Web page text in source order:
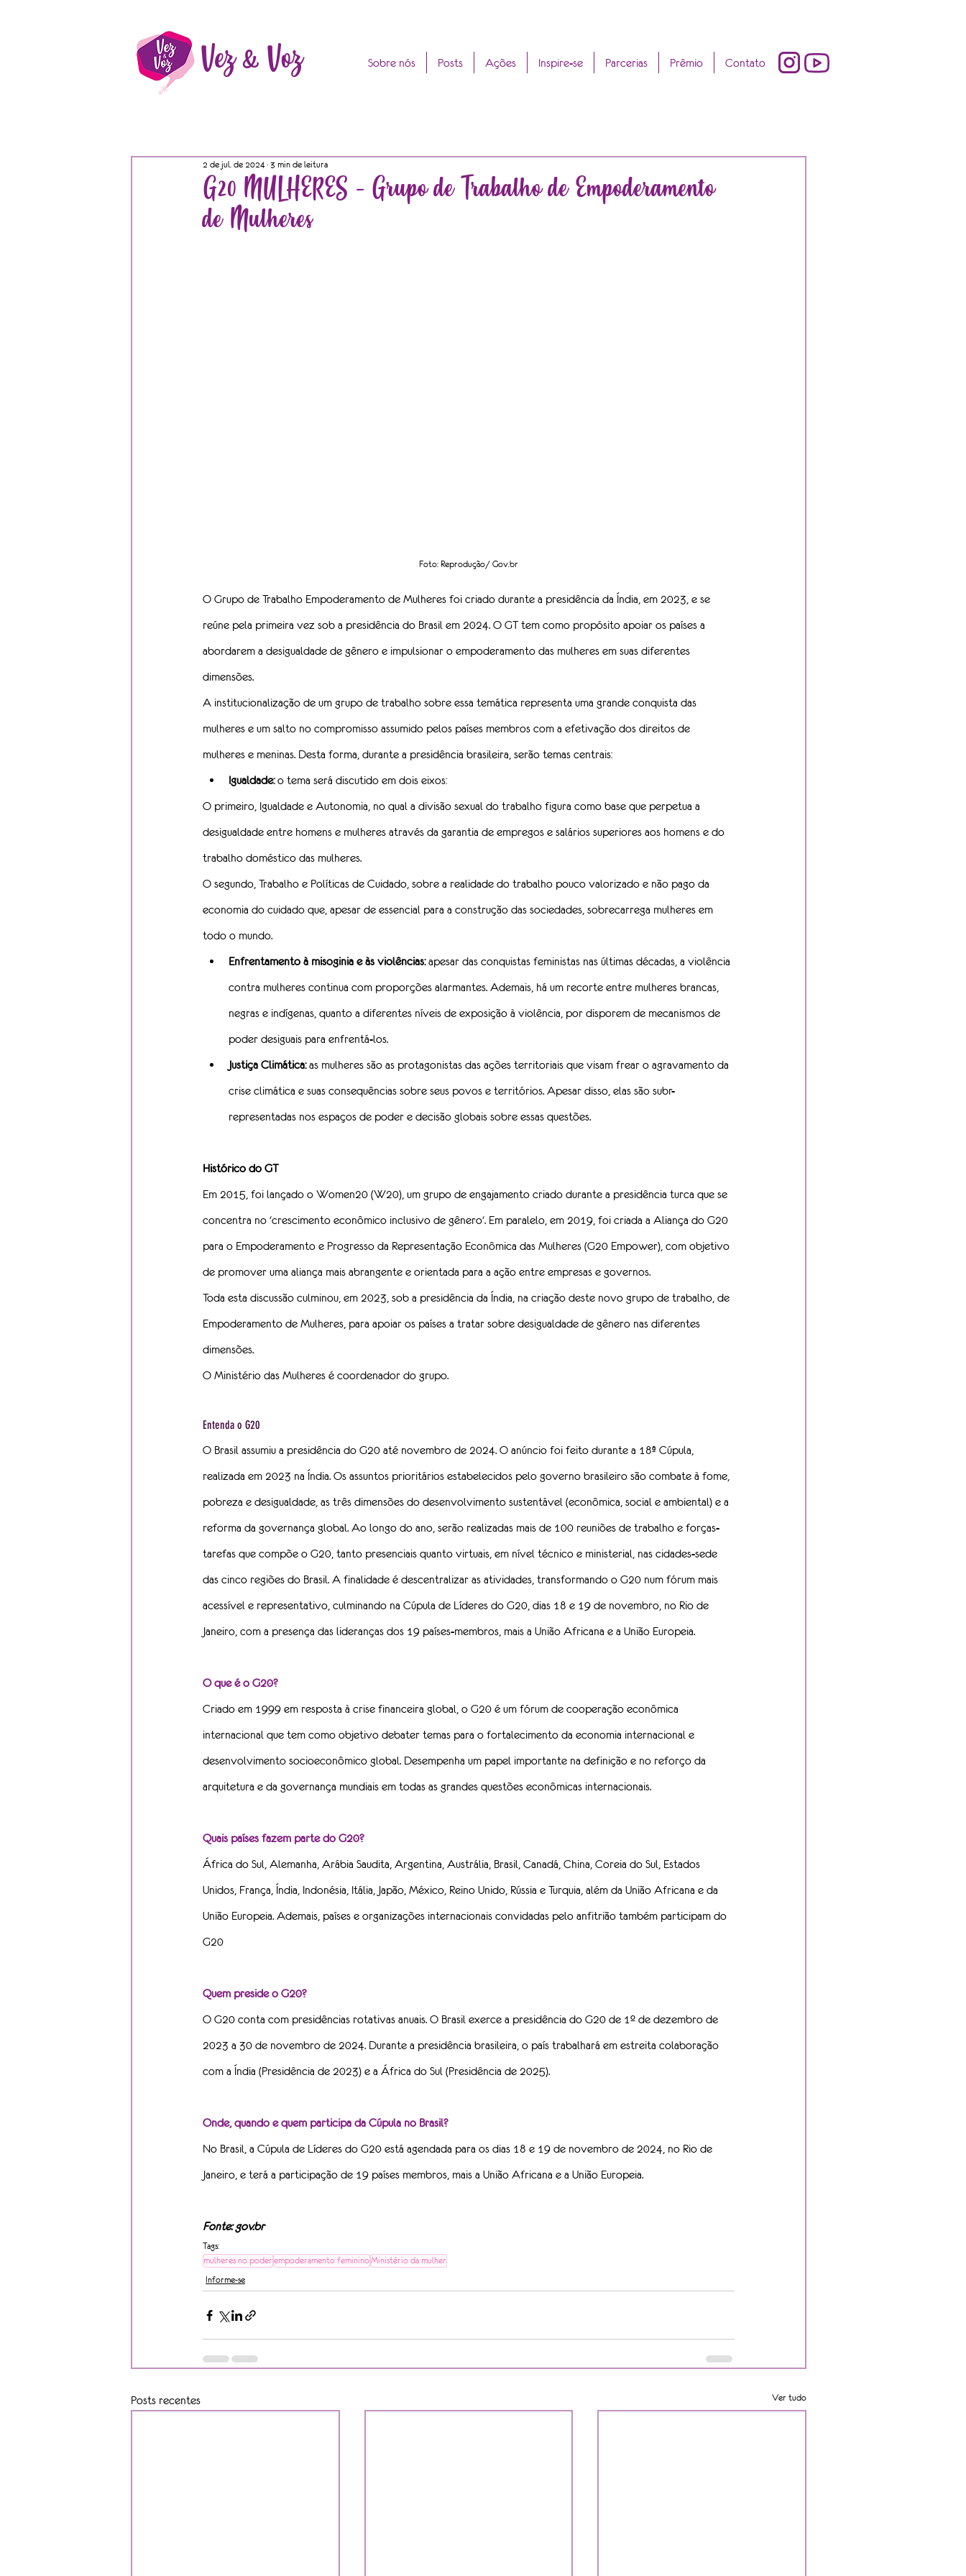
Vez & Voz Sobre nós Posts Ações Inspire-se Parcerias Prêmio Contato
G20 MULHERES - Grupo de Trabalho de Empoderamento
de Mulheres
2 de jul. de 2024 3 min de leitura
Foto: Reprodução/ Gov.br
O Grupo de Trabalho Empoderamento de Mulheres foi criado durante a presidência da Índia, em 2023, e se
reúne pela primeira vez sob a presidência do Brasil em 2024. O GT tem como propósito apoiar os países a
abordarem a desigualdade de gênero e impulsionar o empoderamento das mulheres em suas diferentes
dimensões.
A institucionalização de um grupo de trabalho sobre essa temática representa uma grande conquista das
mulheres e um salto no compromisso assumido pelos países membros com a efetivação dos direitos de
mulheres e meninas. Desta forma, durante a presidência brasileira, serão temas centrais:
Igualdade: o tema será discutido em dois eixos:
O primeiro, Igualdade e Autonomia, no qual a divisão sexual do trabalho figura como base que perpetua a
desigualdade entre homens e mulheres através da garantia de empregos e salários superiores aos homens e do
trabalho doméstico das mulheres.
O segundo, Trabalho e Políticas de Cuidado, sobre a realidade do trabalho pouco valorizado e não pago da
economia do cuidado que, apesar de essencial para a construção das sociedades, sobrecarrega mulheres em
todo o mundo.
Enfrentamento à misoginia e às violências: apesar das conquistas feministas nas últimas décadas, a violência
contra mulheres continua com proporções alarmantes. Ademais, há um recorte entre mulheres brancas,
negras e indígenas, quanto a diferentes níveis de exposição à violência, por disporem de mecanismos de
poder desiguais para enfrentá-los.
Justiça Climática: as mulheres são as protagonistas das ações territoriais que visam frear o agravamento da
crise climática e suas consequências sobre seus povos e territórios. Apesar disso, elas são subr-
representadas nos espaços de poder e decisão globais sobre essas questões.
Histórico do GT
Em 2015, foi lançado o Women20 (W20), um grupo de engajamento criado durante a presidência turca que se
concentra no 'crescimento econômico inclusivo de gênero'. Em paralelo, em 2019, foi criada a Aliança do G20
para o Empoderamento e Progresso da Representação Econômica das Mulheres (G20 Empower), com objetivo
de promover uma aliança mais abrangente e orientada para a ação entre empresas e governos.
Toda esta discussão culminou, em 2023, sob a presidência da Índia, na criação deste novo grupo de trabalho, de
Empoderamento de Mulheres, para apoiar os países a tratar sobre desigualdade de gênero nas diferentes
dimensões.
O Ministério das Mulheres é coordenador do grupo.
Entenda o G20
O Brasil assumiu a presidência do G20 até novembro de 2024. O anúncio foi feito durante a 18ª Cúpula,
realizada em 2023 na Índia. Os assuntos prioritários estabelecidos pelo governo brasileiro são combate à fome,
pobreza e desigualdade, as três dimensões do desenvolvimento sustentável (econômica, social e ambiental) e a
reforma da governança global. Ao longo do ano, serão realizadas mais de 100 reuniões de trabalho e forças-
tarefas que compõe o G20, tanto presenciais quanto virtuais, em nível técnico e ministerial, nas cidades-sede
das cinco regiões do Brasil. A finalidade é descentralizar as atividades, transformando o G20 num fórum mais
acessível e representativo, culminando na Cúpula de Líderes do G20, dias 18 e 19 de novembro, no Rio de
Janeiro, com a presença das lideranças dos 19 países-membros, mais a União Africana e a União Europeia.
O que é o G20?
Criado em 1999 em resposta à crise financeira global, o G20 é um fórum de cooperação econômica
internacional que tem como objetivo debater temas para o fortalecimento da economia internacional e
desenvolvimento socioeconômico global. Desempenha um papel importante na definição e no reforço da
arquitetura e da governança mundiais em todas as grandes questões econômicas internacionais.
Quais países fazem parte do G20?
África do Sul, Alemanha, Arábia Saudita, Argentina, Austrália, Brasil, Canadá, China, Coreia do Sul, Estados
Unidos, França, Índia, Indonésia, Itália, Japão, México, Reino Unido, Rússia e Turquia, além da União Africana e da
União Europeia. Ademais, países e organizações internacionais convidadas pelo anfitrião também participam do
G20
Quem preside o G20?
O G20 conta com presidências rotativas anuais. O Brasil exerce a presidência do G20 de 1º de dezembro de
2023 a 30 de novembro de 2024. Durante a presidência brasileira, o país trabalhará em estreita colaboração
com a Índia (Presidência de 2023) e a África do Sul (Presidência de 2025).
Onde, quando e quem participa da Cúpula no Brasil?
No Brasil, a Cúpula de Líderes do G20 está agendada para os dias 18 e 19 de novembro de 2024, no Rio de
Janeiro, e terá a participação de 19 países membros, mais a União Africana e a União Europeia.
Fonte: gov.br
Tags:
mulheres no poder empoderamento femininoMinistério da mulher
Informe-se
Posts recentes Ver tudo